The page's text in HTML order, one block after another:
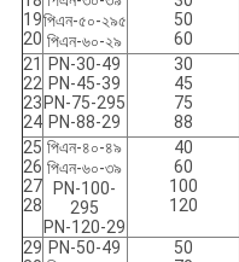
19
20
পিএন-৫০-২৯৫
পিএন-৬০-২৯
50
60
21
22
23
24
PN-30-49
PN-45-39
PN-75-295
PN-88-29
30
45
75
88
25
26
27
28
পিএন-৪০-৪৯
পিএন-৬০-৩৯
PN-100-
295
PN-120-29
40
60
100
120
29 PN-50-49
50